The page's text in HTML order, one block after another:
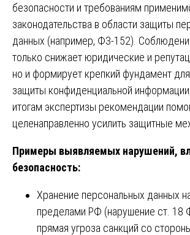
безопасности и требованиям
законодательства в области защиты
данных (например, ФЗ-152).
только снижает юридические и
но и формирует крепкий фундамент
защиты конфиденциальной
итогам экспертизы рекомендации
целенаправленно усилить защитные
Примеры выявляемых нарушений,
безопасность:
Хранение персональных данных
пределами РФ (нарушение ст.
прямая угроза санкций со